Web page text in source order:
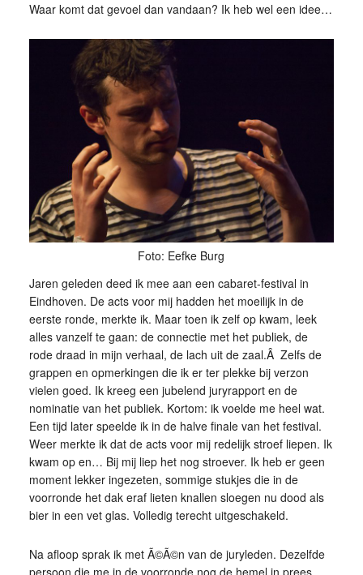
Waar komt dat gevoel dan vandaan? Ik heb wel een idee…
Foto: Eefke Burg
Jaren geleden deed ik mee aan een cabaret-festival in
Eindhoven. De acts voor mij hadden het moeilijk in de
eerste ronde, merkte ik. Maar toen ik zelf op kwam, leek
alles vanzelf te gaan: de connectie met het publiek, de
rode draad in mijn verhaal, de lach uit de zaal.Â Zelfs de
grappen en opmerkingen die ik er ter plekke bij verzon
vielen goed. Ik kreeg een jubelend juryrapport en de
nominatie van het publiek. Kortom: ik voelde me heel wat.
Een tijd later speelde ik in de halve finale van het festival.
Weer merkte ik dat de acts voor mij redelijk stroef liepen. Ik
kwam op en… Bij mij liep het nog stroever. Ik heb er geen
moment lekker ingezeten, sommige stukjes die in de
voorronde het dak eraf lieten knallen sloegen nu dood als
bier in een vet glas. Volledig terecht uitgeschakeld.
Na afloop sprak ik met Ã©Ã©n van de juryleden. Dezelfde
persoon die me in de voorronde nog de hemel in prees,